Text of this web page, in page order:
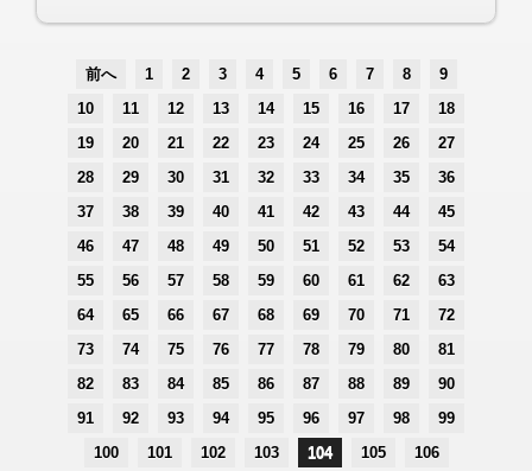
前へ 1 2 3 4 5 6 7 8
9
10
11 12 13 14 15 16 17
18
19
20 21 22 23 24 25 26
27
28
29 30 31 32 33 34 35
36
37
38 39 40 41 42 43 44
45
46
47 48 49 50 51 52 53
54
55
56 57 58 59 60 61 62
63
64
65 66 67 68 69 70 71
72
73
74 75 76 77 78 79 80
81
82
83 84 85 86 87 88 89
90
91
92 93 94 95 96 97 98
99
100
101 102 103 104 105
106